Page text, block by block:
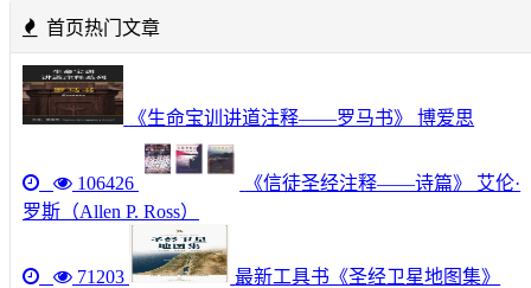
首页热门文章
《生命宝训讲道注释——罗马书》 博爱思
106426
《信徒圣经注释——诗篇》 艾伦·
罗斯（Allen P. Ross）
71203
最新工具书《圣经卫星地图集》